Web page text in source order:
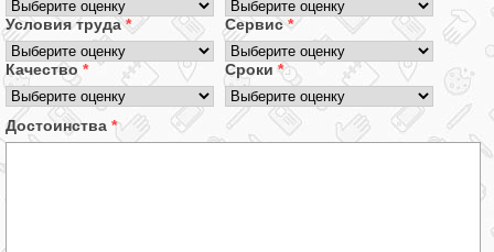
Условия труда * Сервис*
Качество * Сроки *
Достоинства *